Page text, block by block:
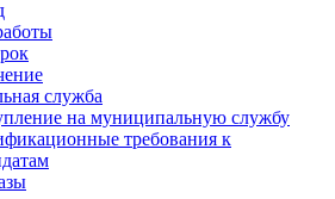
служба
на муниципальную службу
требования к